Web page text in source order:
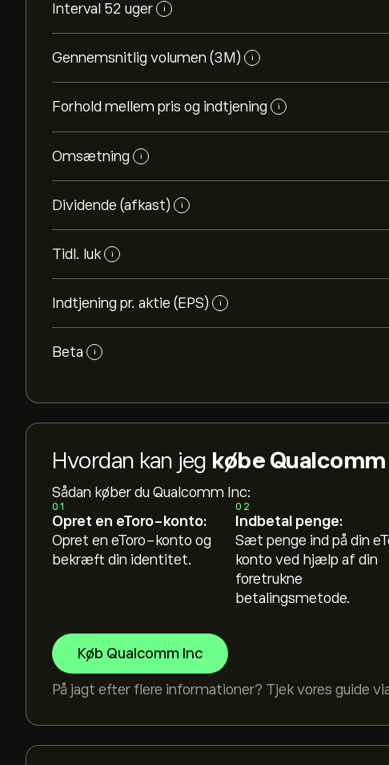
Interval 52 uger i
Gennemsnitlig volumen (3M) i
Forhold mellem pris og indtjening i
Omsætning i
Dividende (afkast) i
Tidl. luk i
Indtjening pr. aktie (EPS) i
Beta i
Hvordan kan jeg købe
Sådan køber du Qualcomm Inc:
01
Opret en eToro-konto:
Opret en eToro-konto og
bekræft din identitet.
02
Indbetal penge:
Sæt penge ind på din
konto ved hjælp af din
foretrukne
betalingsmetode.
Køb Qualcomm Inc
På jagt efter flere informationer? Tjek vores guide